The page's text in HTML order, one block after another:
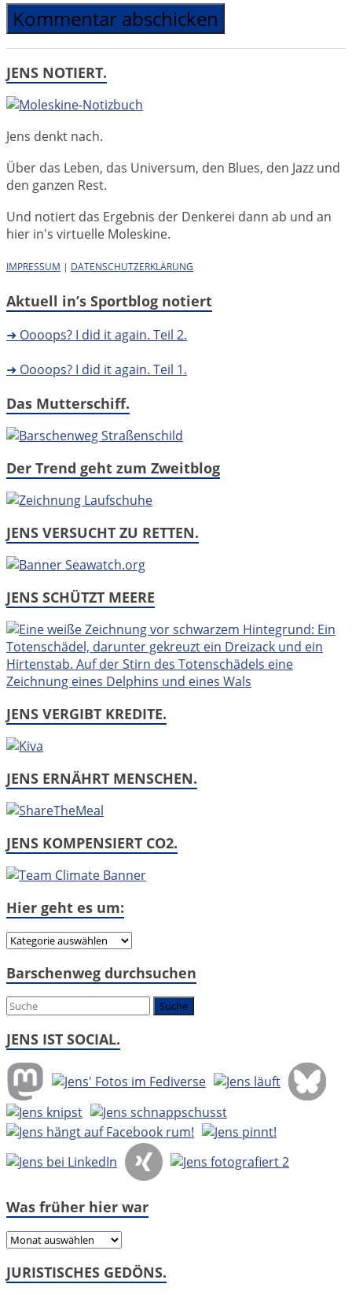
JENS NOTIERT.
Jens denkt nach.
Über das Leben, das Universum, den Blues, den Jazz und
den ganzen Rest.
Und notiert das Ergebnis der Denkerei dann ab und an
hier in's virtuelle Moleskine.
IMPRESSUM | DATENSCHUTZERKLÄRUNG
Aktuell in’s Sportblog notiert
➜ Oooops? I did it again. Teil 2.
➜ Oooops? I did it again. Teil 1.
Das Mutterschiff.
Der Trend geht zum Zweitblog
JENS VERSUCHT ZU RETTEN.
JENS SCHÜTZT MEERE
JENS VERGIBT KREDITE.
JENS ERNÄHRT MENSCHEN.
JENS KOMPENSIERT CO2.
Hier geht es um:
Hier
es
Barschenweg durchsuchen
JENS IST SOCIAL.
Was früher hier war
Was
hier
JURISTISCHES GEDÖNS.